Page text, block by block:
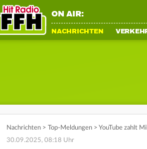
ON AIR:
NACHRICHTEN
Nachrichten > Top-Meldungen > YouTube zahlt
30.09.2025, 08:18 Uhr